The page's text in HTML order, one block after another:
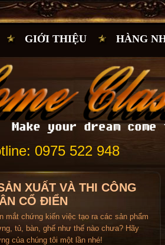
GIỚI THIỆU HÀNG
0975 522 948
XUẤT VÀ THI CÔNG
CỔ ĐIỂN
mắt chứng kiến việc tạo ra các sản phẩm
tủ, bàn, ghế như thế nào chưa? Hãy
của chúng tôi một lần nhé!